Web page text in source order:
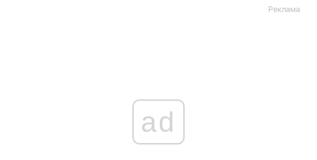
Реклама
ad